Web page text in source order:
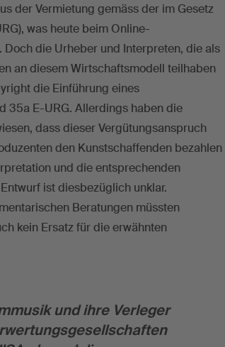
der Vermietung gemäss der im Gesetz
was heute beim Online-
die Urheber und Interpreten, die als
an diesem Wirtschaftsmodell teilhaben
die Einführung eines
35a E-URG. Allerdings haben die
dass dieser Vergütungsanspruch
den Kunstschaffenden bezahlen
und die entsprechenden
ist diesbezüglich unklar.
Beratungen müssten
kein Ersatz für die erwähnten
und ihre Verleger